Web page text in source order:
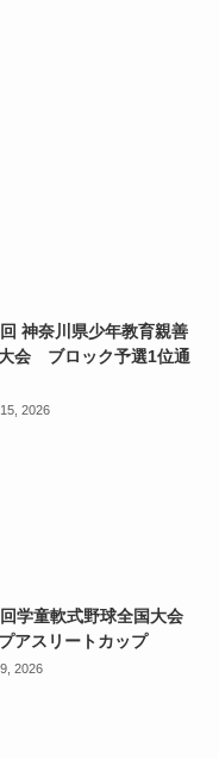
神奈川県少年教育親善
会 ブロック予選1位通
2026
学童軟式野球全国大会
アスリートカップ
2026